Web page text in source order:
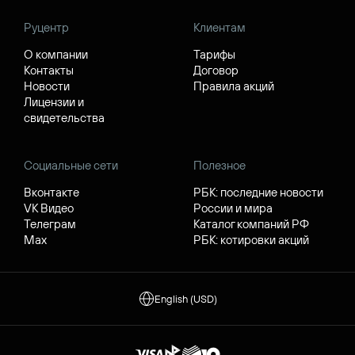
Руцентр
О компании
Контакты
Новости
Лицензии и
свидетельства
Клиентам
Тарифы
Договор
Правила акций
Социальные сети
Вконтакте
VK Видео
Телеграм
Max
Полезное
РБК: последние новости
России и мира
Каталог компаний РФ
РБК: котировки акций
English (USD)